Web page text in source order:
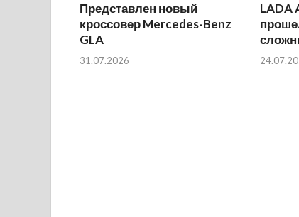
Представлен новый
кроссовер Mercedes-Benz
GLA
31.07.2026
LADA